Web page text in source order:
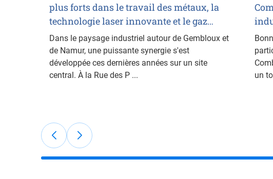
plus forts dans le travail des métaux, la
technologie laser innovante et le gaz…
Dans le paysage industriel autour de Gembloux et
de Namur, une puissante synergie s'est
développée ces dernières années sur un site
central. À la Rue des P ...
un